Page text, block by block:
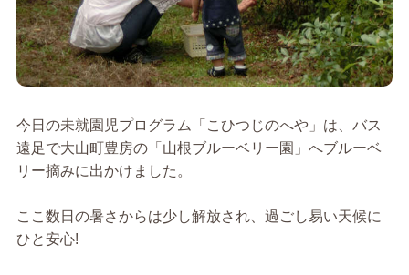
今日の未就園児プログラム「こひつじのへや」は、バス
遠足で大山町豊房の「山根ブルーベリー園」へブルーベ
リー摘みに出かけました。
ここ数日の暑さからは少し解放され、過ごし易い天候に
ひと安心!